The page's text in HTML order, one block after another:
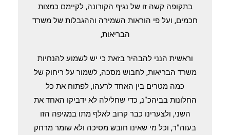
בתקופה קשה זו של נגיף הקורונה, לקיימם כמצות
חכמים, ועל פי הוראות השמירה וההגבלות של משרד
הבריאות,
וראשית הנני להבהיר בזאת כי יש לשמוע להנחיות
משרד הבריאות, לחבוש מסכה, לשמור על ריחוק של
כמה מטרים בין האחד לרעהו, לפתוח את כל
החלונות בביהכ"נ, כדי שחלילה לא ידביקו האחד את
השני, ולצערינו כבר קרוב לאלף מתו במגיפה הזו
בעוה"ר, וכל מי שאינו חובש מסיכה ולא שומר מרחק